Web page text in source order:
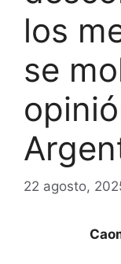
los
se
22 agosto,